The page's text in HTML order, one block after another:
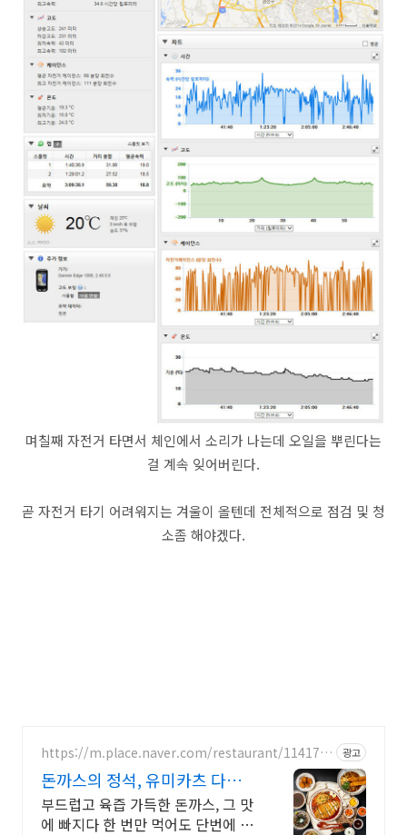
며칠째 자전거 타면서 체인에서 소리가 나는데 오일을 뿌린다는
걸 계속 잊어버린다.
곧 자전거 타기 어려워지는 겨울이 올텐데 전체적으로 점검 및 청
소좀 해야겠다.
https://m.place.naver.com/restaurant/114176
광고
돈까스의 정석, 유미카츠 다양한
메뉴, 선택의 즐거움
부드럽고 육즙 가득한 돈까스, 그 맛
에 빠지다 한 번만 먹어도 단번에 반